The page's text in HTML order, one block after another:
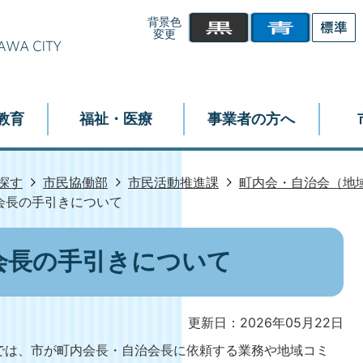
背景色
変更
育 福祉・医療 事業者の方へ
す 市民協働部 市民活動推進課
町内会・自治会（地
の手引きについて
の手引きについて
更新日：2026年05月22日
、市が町内会長・自治会長に依頼する業務や地域コミ